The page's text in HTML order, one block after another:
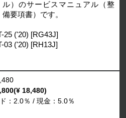
ル）のサービスマニュアル（整
備要項書）です。
('20) [RG43J]
('20) [RH13J]
18,480)
：2.0％ / 現金：5.0％